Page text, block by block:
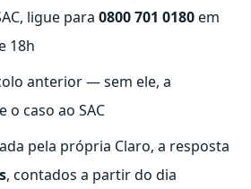
ligue para0800 701 0180em
18h
anterior — sem ele, a
o caso ao SAC
pela própria Claro, a resposta
, contados a partir do dia